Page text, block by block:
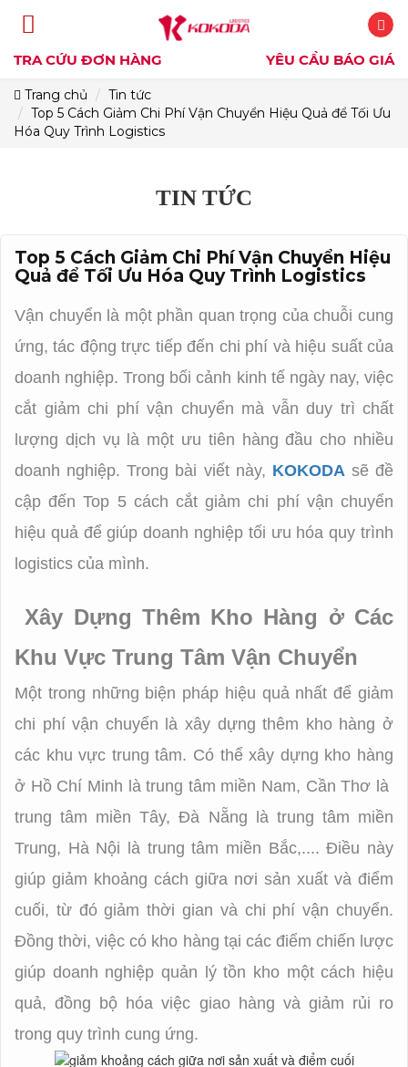
Top
5
Cách
Giảm
Chuyển
Hiệu
Quả
để
Tối
Ưu
Hóa
Quy
Trình
Logistics
Top
5
Cách
Giảm
Chi
Hiệu
Quả
để
Tối
Ưu
Hóa
Quy
Trình
Logistics
Top
Cách
Giảm
Chi
Phí
để
Tối
Hóa
Quy
Trình
Logistics
Giảm
Phí
Vận
Chuyển
Quy
Trình
Logistics
Cách
Chi
Vận
Chuyển
Hiệu
Quả
Cách
Chi
Chuyển
Hiệu
Quả
TRA CỨU ĐƠN HÀNG YÊU CẦU BÁO GIÁ
TRA CỨU ĐƠN HÀNG YÊU CẦU BÁO GIÁ
Trang chủ
Tin tức
Top 5 Cách Giảm Chi Phí Vận Chuyển Hiệu Quả để Tối Ưu
Hóa Quy Trình Logistics
TIN TỨC
Top 5 Cách Giảm Chi Phí Vận Chuyển Hiệu
Quả để Tối Ưu Hóa Quy Trình Logistics
Vận chuyển là một phần quan trọng của chuỗi cung
ứng, tác động trực tiếp đến chi phí và hiệu suất của
doanh nghiệp. Trong bối cảnh kinh tế ngày nay, việc
cắt giảm chi phí vận chuyển mà vẫn duy trì chất
lượng dịch vụ là một ưu tiên hàng đầu cho nhiều
doanh nghiệp. Trong bài viết này, KOKODAsẽ đề
cập đến Top 5 cách cắt giảm chi phí vận chuyển
hiệu quả để giúp doanh nghiệp tối ưu hóa quy trình
logistics của mình.
Xây Dựng Thêm Kho Hàng ở Các
Khu Vực Trung Tâm Vận Chuyển
Một trong những biện pháp hiệu quả nhất để giảm
chi phí vận chuyển là xây dựng thêm kho hàng ở
các khu vực trung tâm. Có thể xây dựng kho hàng
ở Hồ Chí Minh là trung tâm miền Nam, Cần Thơ là
trung tâm miền Tây, Đà Nẵng là trung tâm miền
Trung, Hà Nội là trung tâm miền Bắc,.... Điều này
giúp giảm khoảng cách giữa nơi sản xuất và điểm
cuối, từ đó giảm thời gian và chi phí vận chuyển.
Đồng thời, việc có kho hàng tại các điểm chiến lược
giúp doanh nghiệp quản lý tồn kho một cách hiệu
quả, đồng bộ hóa việc giao hàng và giảm rủi ro
trong quy trình cung ứng.